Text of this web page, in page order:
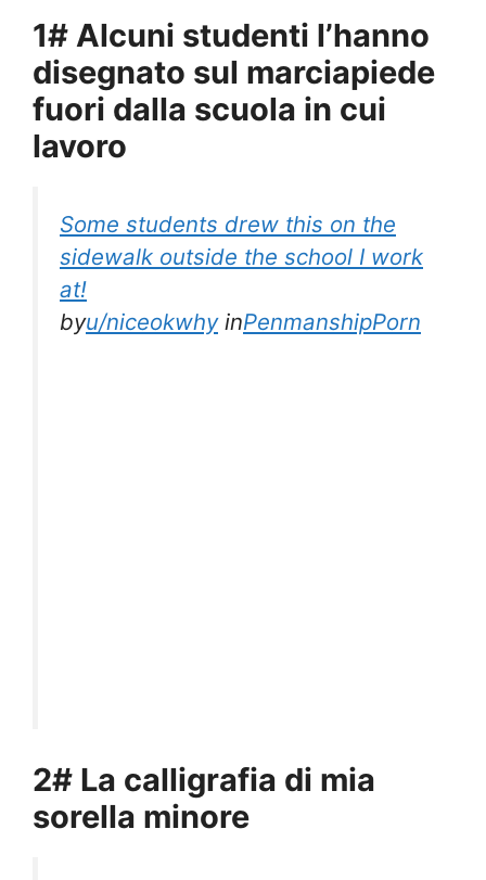
1# Alcuni studenti l’hanno
disegnato sul marciapiede
fuori dalla scuola in cui
lavoro
Some students drew this on the
sidewalk outside the school I work
at!
byu/niceokwhyinPenmanshipPorn
2# La calligrafia di mia
sorella minore